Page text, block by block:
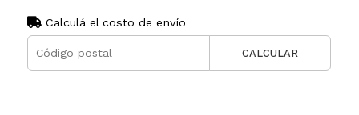
Calculá el costo de envío
CALCULAR